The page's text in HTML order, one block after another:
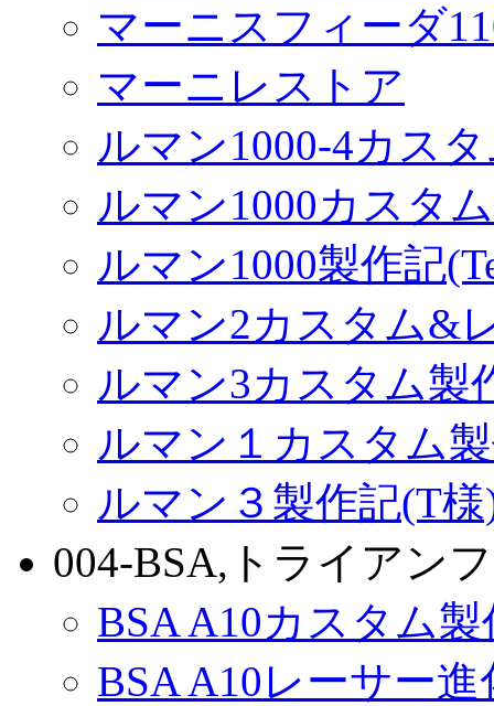
マーニスフィーダ
マーニレストア
ルマン1000-4カス
ルマン1000カスタ
ルマン1000製作記
ルマン2カスタム&
ルマン3カスタム製
ルマン１カスタム
ルマン３製作記(T様
004-BSA,トライアンフ
BSA A10カスタム製
BSA A10レーサー進